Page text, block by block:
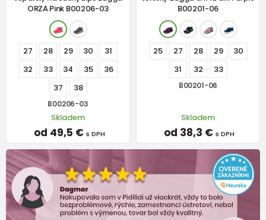
ORZA Pink B00206-03
27 28 29 30
31
32
33 34 35
36
37
38
B00206-03
Skladem
od 49,5 € s DPH
B00201-06
25 27 28 29
30
31
32 33
B00201-06
Skladem
od 38,3 € s DPH